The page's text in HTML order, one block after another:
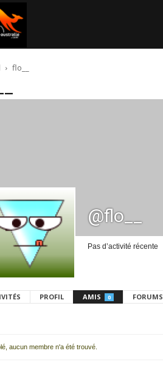
australie.com
flo__
@flo__
Pas d’activité récente
PROFIL AMIS 0 FORUMS
aucun membre n'a été trouvé.